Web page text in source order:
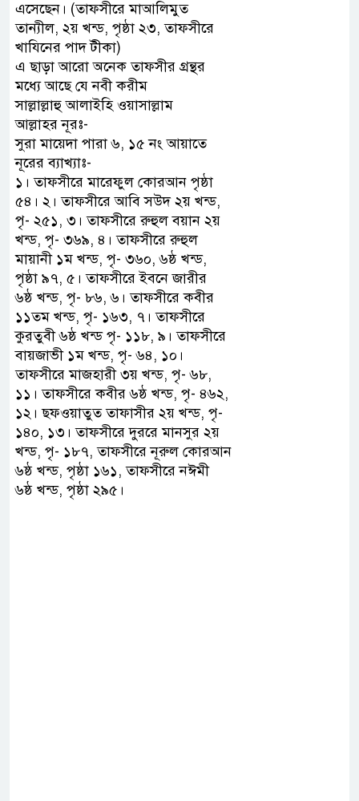
এসেছেন। (তাফসীরে মাআলিমুত
তান্যীল, ২য় খন্ড, পৃষ্ঠা ২৩, তাফসীরে
খাযিনের পাদ টীকা)
এ ছাড়া আরো অনেক তাফসীর গ্রন্থর
মধ্যে আছে যে নবী করীম
সাল্লাল্লাহু আলাইহি ওয়াসাল্লাম
আল্লাহর নূরঃ-
সুরা মায়েদা পারা ৬, ১৫ নং আয়াতে
নূরের ব্যাখ্যাঃ-
১। তাফসীরে মারেফুল কোরআন পৃষ্ঠা
৫৪। ২। তাফসীরে আবি সউদ ২য় খন্ড,
পৃ- ২৫১, ৩। তাফসীরে রুহুল বয়ান ২য়
খন্ড, পৃ- ৩৬৯, ৪। তাফসীরে রুহুল
মায়ানী ১ম খন্ড, পৃ- ৩৬০, ৬ষ্ঠ খন্ড,
পৃষ্ঠা ৯৭, ৫। তাফসীরে ইবনে জারীর
৬ষ্ঠ খন্ড, পৃ- ৮৬, ৬। তাফসীরে কবীর
১১তম খন্ড, পৃ- ১৬৩, ৭। তাফসীরে
কুরতুবী ৬ষ্ঠ খন্ড পৃ- ১১৮, ৯। তাফসীরে
বায়জাভী ১ম খন্ড, পৃ- ৬৪, ১০।
তাফসীরে মাজহারী ৩য় খন্ড, পৃ- ৬৮,
১১। তাফসীরে কবীর ৬ষ্ঠ খন্ড, পৃ- ৪৬২,
১২। ছফওয়াতুত তাফাসীর ২য় খন্ড, পৃ-
১৪০, ১৩। তাফসীরে দুররে মানসুর ২য়
খন্ড, পৃ- ১৮৭, তাফসীরে নূরুল কোরআন
৬ষ্ঠ খন্ড, পৃষ্ঠা ১৬১, তাফসীরে নঈমী
৬ষ্ঠ খন্ড, পৃষ্ঠা ২৯৫।